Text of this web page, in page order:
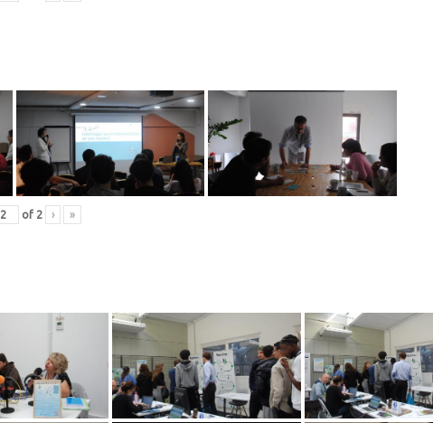
of 2 › »